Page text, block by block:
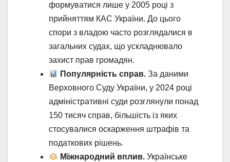
формуватися лише у 2005 році з
прийняттям КАС України. До цього
спори з владою часто розглядалися в
загальних судах, що ускладнювало
захист прав громадян.
Популярність справ. За даними
Верховного Суду України, у 2024 році
адміністративні суди розглянули понад
150 тисяч справ, більшість із яких
стосувалися оскарження штрафів та
податкових рішень.
Міжнародний вплив. Українське